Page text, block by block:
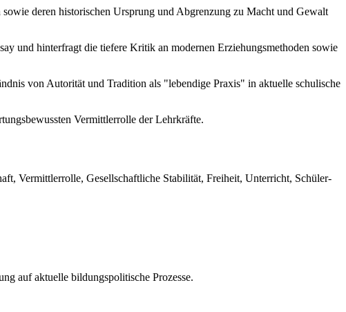
deren historischen Ursprung und Abgrenzung zu Macht und Gewalt
und hinterfragt die tiefere Kritik an modernen Erziehungsmethoden sowie
von Autorität und Tradition als "lebendige Praxis" in aktuelle schulische
Vermittlerrolle der Lehrkräfte.
Vermittlerrolle, Gesellschaftliche Stabilität, Freiheit, Unterricht, Schüler-
auf aktuelle bildungspolitische Prozesse.